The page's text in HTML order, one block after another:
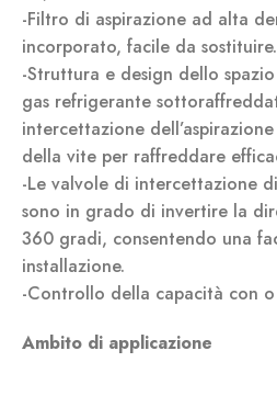
-Filtro di aspirazione ad alta
incorporato, facile da sostituire.
-Struttura e design dello
gas refrigerante
intercettazione
della vite per raffreddare
-Le valvole di intercettazione
sono in grado di invertire la
360 gradi, consentendo una
installazione.
-Controllo della capacità con
Ambito di applicazione